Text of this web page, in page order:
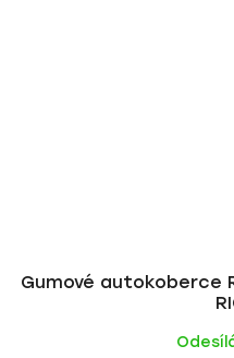
Gumové autokoberce